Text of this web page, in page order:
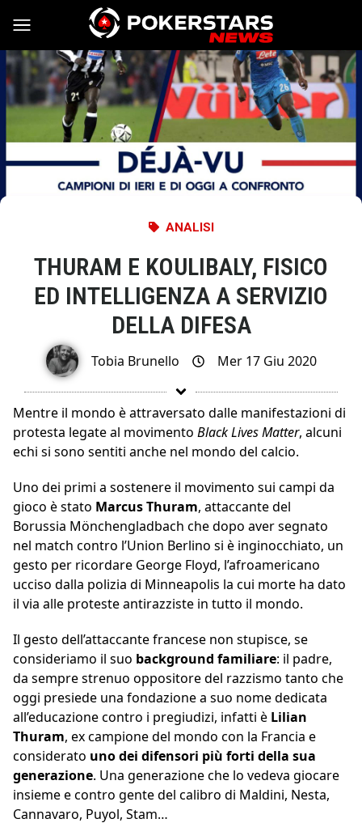
Vai al contenuto
ANALISI
THURAM E KOULIBALY, FISICO
ED INTELLIGENZA A SERVIZIO
DELLA DIFESA
Tobia Brunello Mer 17 Giu 2020
Mentre il mondo è attraversato dalle manifestazioni di
protesta legate al movimento Black Lives Matter, alcuni
echi si sono sentiti anche nel mondo del calcio.
Uno dei primi a sostenere il movimento sui campi da
gioco è stato Marcus Thuram, attaccante del
Borussia Mönchengladbach che dopo aver segnato
nel match contro l’Union Berlino si è inginocchiato, un
gesto per ricordare George Floyd, l’afroamericano
ucciso dalla polizia di Minneapolis la cui morte ha dato
il via alle proteste antirazziste in tutto il mondo.
Il gesto dell’attaccante francese non stupisce, se
consideriamo il suo background familiare: il padre,
da sempre strenuo oppositore del razzismo tanto che
oggi presiede una fondazione a suo nome dedicata
all’educazione contro i pregiudizi, infatti è Lilian
Thuram, ex campione del mondo con la Francia e
considerato uno dei difensori più forti della sua
generazione. Una generazione che lo vedeva giocare
insieme e contro gente del calibro di Maldini, Nesta,
Cannavaro, Puyol, Stam…